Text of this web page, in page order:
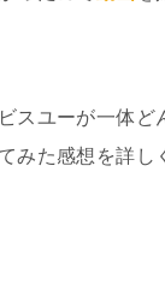
スユーが一体ど
みた感想を詳し